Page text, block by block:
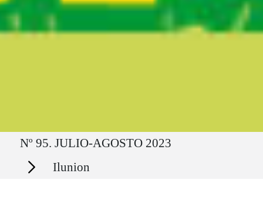
Ruta del sitio
Nº 95. JULIO-AGOSTO 2023
Secciones Ilunion